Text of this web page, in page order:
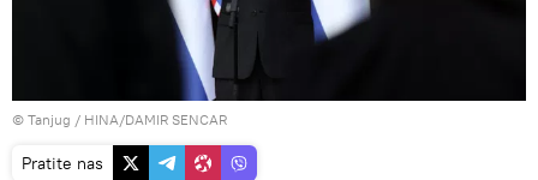
© Tanjug / HINA/DAMIR SENCAR
Pratite nas